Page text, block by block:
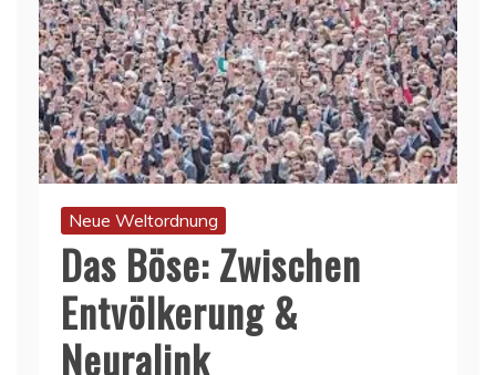
Neue Weltordnung
Das Böse: Zwischen
Entvölkerung &
Neuralink